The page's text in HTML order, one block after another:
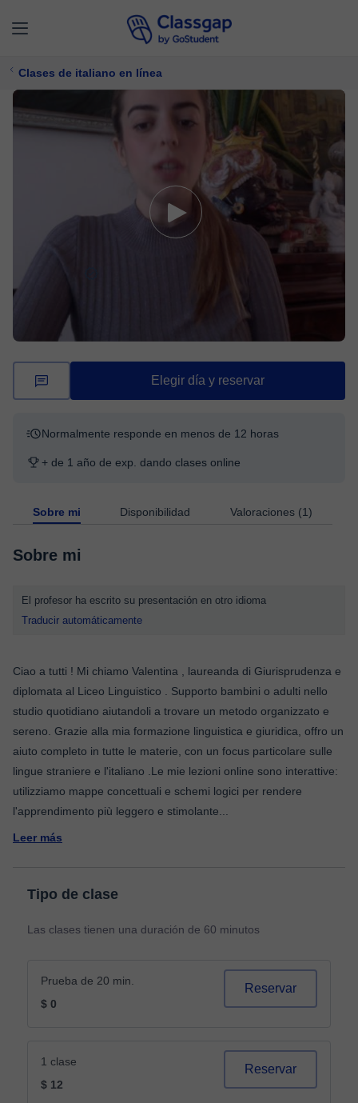
Clases de italiano en línea
Italiano
Ofrece prueba gratuita
Elegir día y reservar
Normalmente responde en menos de 12 horas
+ de 1 año de exp. dando clases online
Sobre mi Disponibilidad Valoraciones (1)
Sobre mi
El profesor ha escrito su presentación en otro idioma
Traducir automáticamente
Ciao a tutti ! Mi chiamo Valentina , laureanda di Giurisprudenza e
diplomata al Liceo Linguistico . Supporto bambini o adulti nello
studio quotidiano aiutandoli a trovare un metodo organizzato e
sereno. Grazie alla mia formazione linguistica e giuridica, offro un
aiuto completo in tutte le materie, con un focus particolare sulle
lingue straniere e l'italiano .Le mie lezioni online sono interattive:
utilizziamo mappe concettuali e schemi logici per rendere
l'apprendimento più leggero e stimolante
Leer más
Tipo de clase
Las clases tienen una duración de 60 minutos
Prueba de 20 min.
$ 0
Reservar
1 clase
$ 12
Reservar